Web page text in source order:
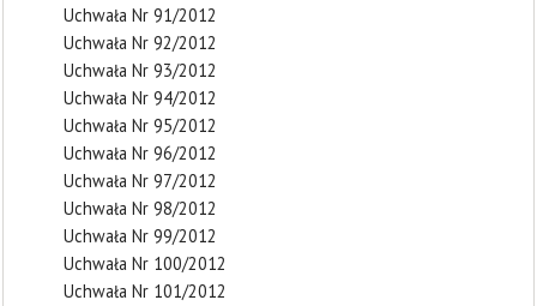
Uchwała Nr 91/2012
Uchwała Nr 92/2012
Uchwała Nr 93/2012
Uchwała Nr 94/2012
Uchwała Nr 95/2012
Uchwała Nr 96/2012
Uchwała Nr 97/2012
Uchwała Nr 98/2012
Uchwała Nr 99/2012
Uchwała Nr 100/2012
Uchwała Nr 101/2012